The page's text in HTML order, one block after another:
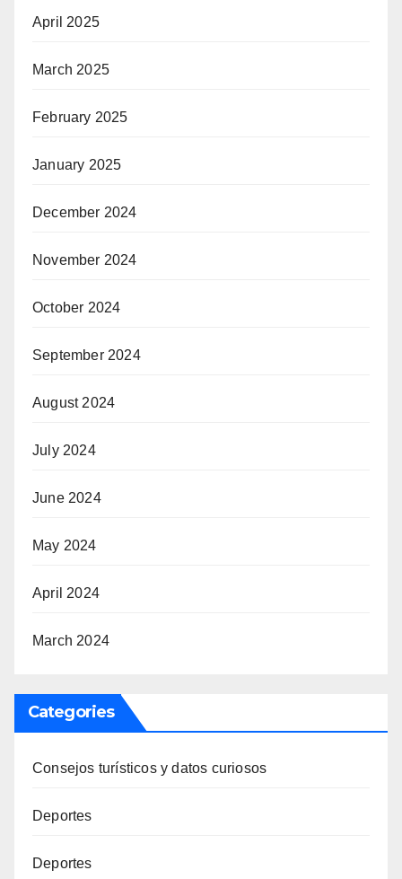
April 2025
March 2025
February 2025
January 2025
December 2024
November 2024
October 2024
September 2024
August 2024
July 2024
June 2024
May 2024
April 2024
March 2024
Categories
Consejos turísticos y datos curiosos
Deportes
Deportes